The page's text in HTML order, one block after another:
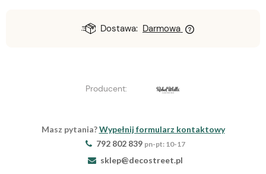
Dostawa: Darmowa
Producent:
Masz pytania?Wypełnij formularz kontaktowy
792 802 839 pn-pt: 10-17
sklep@decostreet.pl